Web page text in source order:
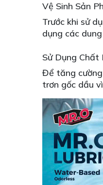
Vệ Sinh Sản
Trước khi sử
dụng các
Sử Dụng Chất
Để tăng
trơn gốc dầu